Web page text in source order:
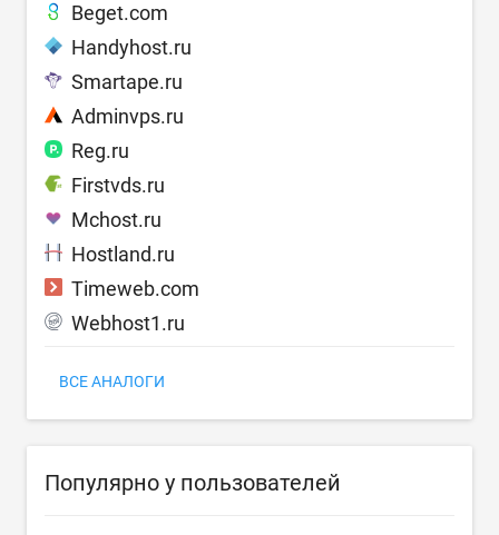
Beget.com
Handyhost.ru
Smartape.ru
Adminvps.ru
Reg.ru
Firstvds.ru
Mchost.ru
Hostland.ru
Timeweb.com
Webhost1.ru
ВСЕ АНАЛОГИ
Популярно у пользователей